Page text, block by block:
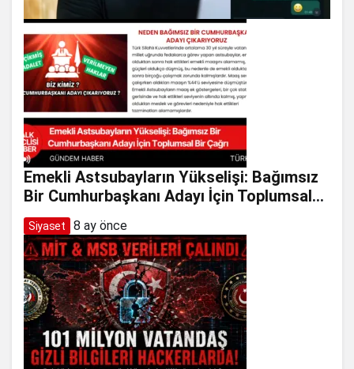
Emekli Astsubayların Yükselişi: Bağımsız
Bir Cumhurbaşkanı Adayı İçin Toplumsal
Bir Çağrı
Siyaset 8 ay önce